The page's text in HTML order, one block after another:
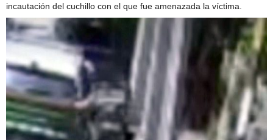
incautación del cuchillo con el que fue amenazada la víctima.